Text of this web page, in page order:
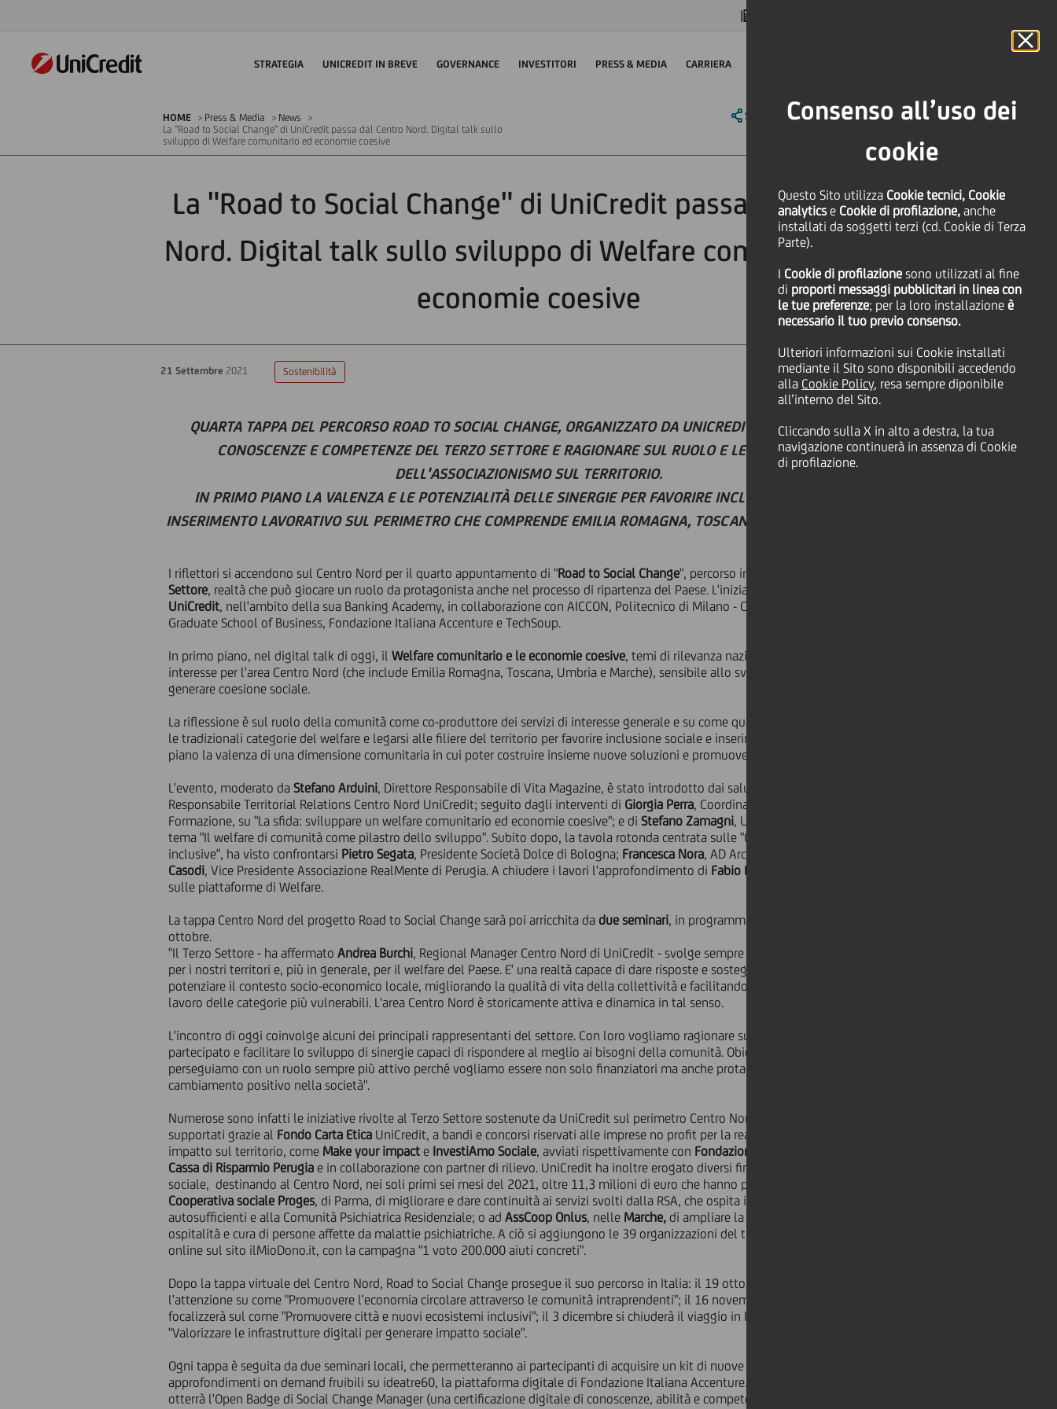
Consenso all’uso dei
cookie
Questo Sito utilizza Cookie tecnici, Cookie
analyticse Cookie di profilazione, anche
installati da soggetti terzi (cd. Cookie di Terza
Parte).
I Cookie di profilazione sono utilizzati al fine
di proporti messaggi pubblicitari in linea con
le tue preferenze; per la loro installazione è
necessario il tuo previo consenso.
Ulteriori informazioni sui Cookie installati
mediante il Sito sono disponibili accedendo
alla Cookie Policy, resa sempre diponibile
all’interno del Sito.
Cliccando sulla X in alto a destra, la tua
navigazione continuerà in assenza di Cookie
di profilazione.
STRATEGIA UNICREDIT IN BREVE GOVERNANCE INVESTITORI PRESS & MEDIA CARRIERA
HOME Press & Media
News
La "Road to Social Change" di UniCredit passa dal Centro Nord. Digital talk sullo
sviluppo di Welfare comunitario ed economie coesive
SHARE PRINT SEND
La "Road to Social Change" di UniCredit passa dal Centro
Nord. Digital talk sullo sviluppo di Welfare comunitario ed
economie coesive
21 Settembre 2021 Sostenibilità
QUARTA TAPPA DEL PERCORSO ROAD TO SOCIAL CHANGE, ORGANIZZATO DA UNICREDIT PER ACCRESCERE
CONOSCENZE E COMPETENZE DEL TERZO SETTORE E RAGIONARE SUL RUOLO E LE POTENZIALITÀ
DELL'ASSOCIAZIONISMO SUL TERRITORIO.
IN PRIMO PIANO LA VALENZA E LE POTENZIALITÀ DELLE SINERGIE PER FAVORIRE INCLUSIONE SOCIALE E
INSERIMENTO LAVORATIVO SUL PERIMETRO CHE COMPRENDE EMILIA ROMAGNA, TOSCANA, UMBRIA E MARCHE.
I riflettori si accendono sul Centro Nord per il quarto appuntamento di "Road to Social Change", percorso in 7 tappe dedicato al
Settore, realtà che può giocare un ruolo da protagonista anche nel processo di ripartenza del Paese. L'iniziativa
UniCredit, nell'ambito della sua Banking Academy, in collaborazione con AICCON, Politecnico di Milano - Centro di Ricerca Tiresia, MIP
Graduate School of Business, Fondazione Italiana Accenture e TechSoup.
In primo piano, nel digital talk di oggi, ilWelfare comunitario e le economie coesive, temi di rilevanza nazionale e di particolare
interesse per l'area Centro Nord (che include Emilia Romagna, Toscana, Umbria e Marche), sensibile allo sviluppo di processi capaci di
generare coesione sociale.
La riflessione è sul ruolo della comunità come co-produttore dei servizi di interesse generale e su come questo approccio possa dilatare
le tradizionali categorie del welfare e legarsi alle filiere del territorio per favorire inclusione sociale e inserimento lavorativo. In primo
piano la valenza di una dimensione comunitaria in cui poter costruire insieme nuove soluzioni e promuovere economie coesive.
L'evento, moderato daStefano Arduini, Direttore Responsabile di Vita Magazine, è stato introdotto dai saluti di
Responsabile Territorial Relations Centro Nord UniCredit; seguito dagli interventi di Giorgia Perra, Coordinatrice AICCON Alta
Formazione, su "La sfida: sviluppare un welfare comunitario ed economie coesive"; e diStefano Zamagni, Università di Bologna, sul
tema "Il welfare di comunità come pilastro dello sviluppo". Subito dopo, la tavola rotonda centrata sulle "Comunità intraprendenti e
inclusive", ha visto confrontarsi Pietro Segata, Presidente Società Dolce di Bologna; Francesca Nora, AD Arca Lavoro di Modena; e
Casodi, Vice Presidente Associazione RealMente di Perugia. A chiudere i lavori l'approfondimento di Fabio Fraticelli
sulle piattaforme di Welfare.
La tappa Centro Nord del progetto Road to Social Change sarà poi arricchita dadue seminari, in programma il 28 settembre e il 5
ottobre.
"Il Terzo Settore - ha affermatoAndrea Burchi, Regional Manager Centro Nord di UniCredit - svolge sempre più un ruolo fondamentale
per i nostri territori e, più in generale, per il welfare del Paese. E' una realtà capace di dare risposte e sostegno ai soggetti più fragili e di
potenziare il contesto socio-economico locale, migliorando la qualità di vita della collettività e facilitando l'accesso al mercato del
lavoro delle categorie più vulnerabili. L'area Centro Nord è storicamente attiva e dinamica in tal senso.
L'incontro di oggi coinvolge alcuni dei principali rappresentanti del settore. Con loro vogliamo ragionare sulle opportunità del welfare
partecipato e facilitare lo sviluppo di sinergie capaci di rispondere al meglio ai bisogni della comunità. Obiettivi che, come banca,
perseguiamo con un ruolo sempre più attivo perché vogliamo essere non solo finanziatori ma anche protagonisti e facilitatori di un
cambiamento positivo nella società".
Numerose sono infatti le iniziative rivolte al Terzo Settore sostenute da UniCredit sul perimetro Centro Nord: si va dai progetti
supportati grazie al Fondo Carta Etica UniCredit, a bandi e concorsi riservati alle imprese no profit per la realizzazione di iniziative ad
impatto sul territorio, come Make your impact e InvestiAmo Sociale, avviati rispettivamente con Fondazione di Modena
Cassa di Risparmio Perugiae in collaborazione con partner di rilievo. UniCredit ha inoltre erogato diversi finanziamenti ad impatto
sociale, destinando al Centro Nord, nei soli primi sei mesi del 2021, oltre 11,3 milioni di euro che hanno permesso, ad esempio, alla
Cooperativa sociale Proges, di Parma, di migliorare e dare continuità ai servizi svolti dalla RSA, che ospita in prevalenza anziani non
autosufficienti e alla Comunità Psichiatrica Residenziale; o adAssCoop Onlus, nelle Marche, di ampliare la struttura dedicata a
ospitalità e cura di persone affette da malattie psichiatriche. A ciò si aggiungono le 39 organizzazioni del territorio premiate, fra quelle
online sul sito ilMioDono.it, con la campagna "1 voto 200.000 aiuti concreti".
Dopo la tappa virtuale del Centro Nord, Road to Social Change prosegue il suo percorso in Italia: il 19 ottobre, dal Nord Est si punterà
l'attenzione su come "Promuovere l'economia circolare attraverso le comunità intraprendenti"; il 16 novembre, dal Nord Ovest, ci si
focalizzerà sul come "Promuovere città e nuovi ecosistemi inclusivi"; il 3 dicembre si chiuderà il viaggio in Lombardia parlando di come
"Valorizzare le infrastrutture digitali per generare impatto sociale".
Ogni tappa è seguita da due seminari locali, che permetteranno ai partecipanti di acquisire un kit di nuove competenze, rinforzate da
approfondimenti on demand fruibili su ideatre60, la piattaforma digitale di Fondazione Italiana Accenture. Al termine del percorso si
otterrà l'Open Badge di Social Change Manager (una certificazione digitale di conoscenze, abilità e competenze acquisite) rilasciato dal